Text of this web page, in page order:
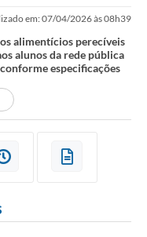
em: 07/04/2026 às 08h39
alimentícios perecíveis
alunos da rede pública
especificações